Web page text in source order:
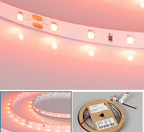
Профили для ленты
Лампочки